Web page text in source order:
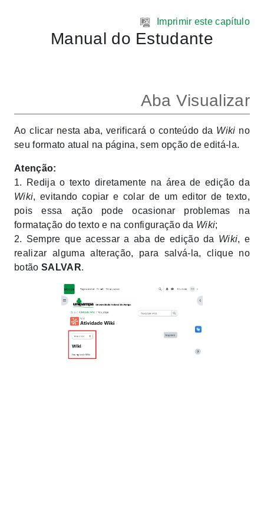
Imprimir este capítulo
Manual do Estudante
Aba Visualizar
Ao clicar nesta aba, verificará o conteúdo da Wiki no
seu formato atual na página, sem opção de editá-la.
Atenção:
1. Redija o texto diretamente na área de edição da
Wiki, evitando copiar e colar de um editor de texto,
pois essa ação pode ocasionar problemas na
formatação do texto e na configuração da Wiki;
2. Sempre que acessar a aba de edição da Wiki, e
realizar alguma alteração, para salvá-la, clique no
botão SALVAR.